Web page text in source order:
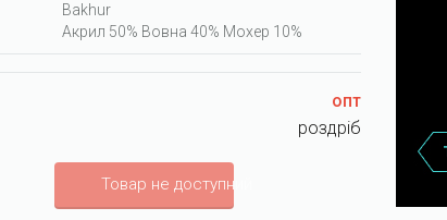
Bakhur
Акрил 50% Вовна 40% Мохер 10%
опт
роздріб
Товар не доступний